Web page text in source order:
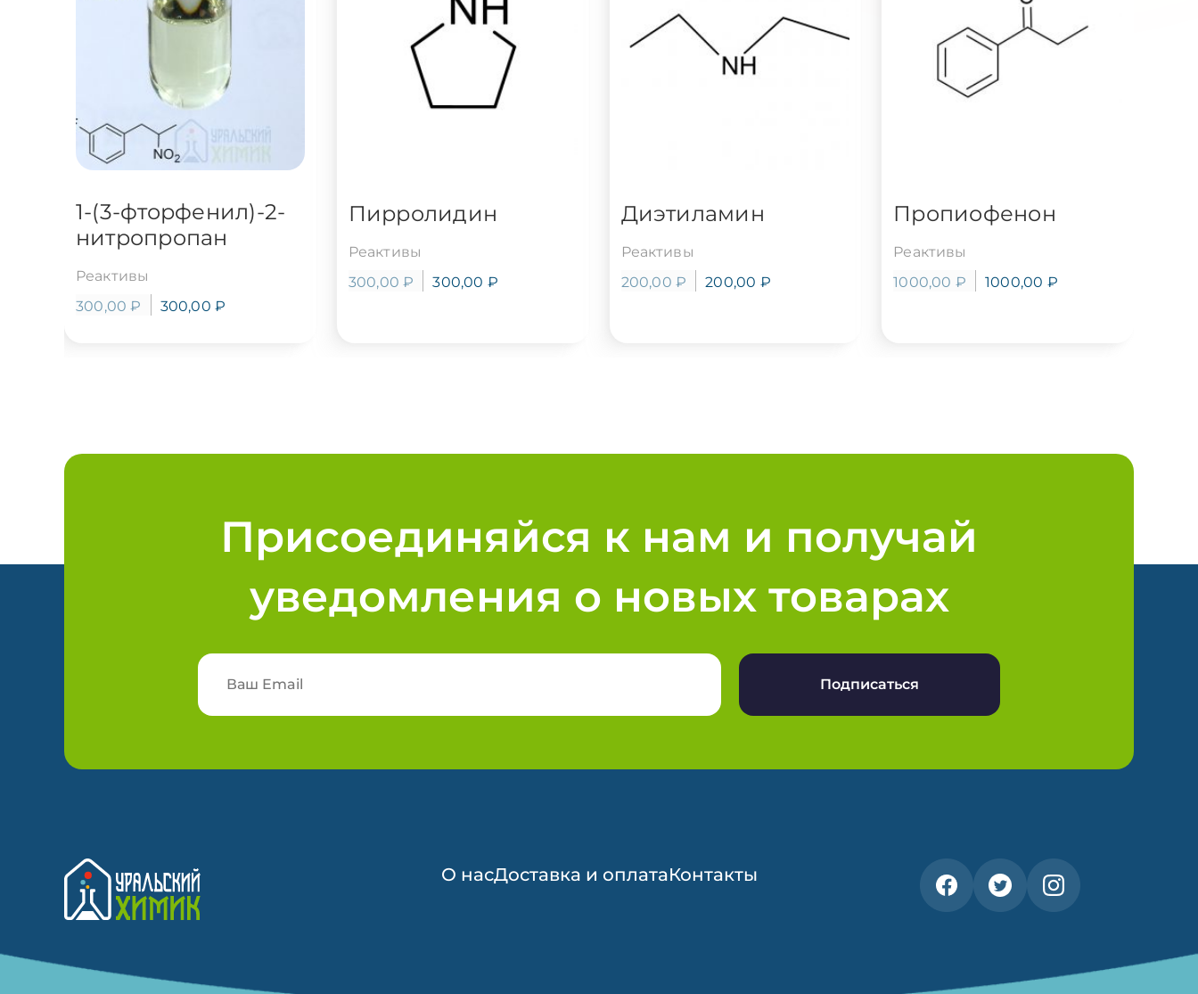
1-(3-фторфенил)-2-
нитропропан
Реактивы
300,00₽ 300,00₽
Пирролидин
Реактивы
300,00₽ 300,00 ₽
Диэтиламин
Реактивы
200,00 ₽ 200,00 ₽
Пропиофенон
Реактивы
1000,00 ₽ 1000,00 ₽
Присоединяйся к нам и получай
уведомления о новых товарах
О насДоставка и оплатаКонтакты